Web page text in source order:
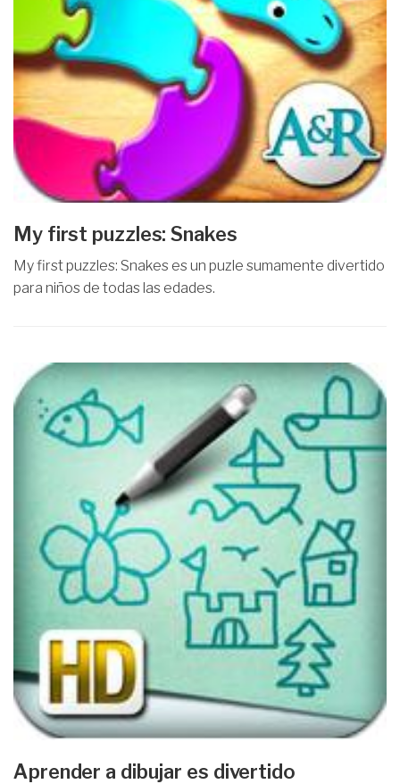
My first puzzles: Snakes
My first puzzles: Snakes es un puzle sumamente divertido
para niños de todas las edades.
Aprender a dibujar es divertido